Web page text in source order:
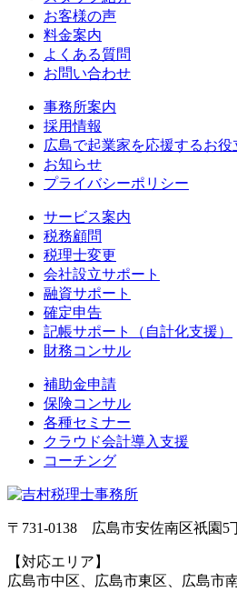
お客様の声
料金案内
よくある質問
お問い合わせ
事務所案内
採用情報
広島で起業家を応援するお役
お知らせ
プライバシーポリシー
サービス案内
税務顧問
税理士変更
会社設立サポート
融資サポート
確定申告
記帳サポート（自計化支援）
財務コンサル
補助金申請
保険コンサル
各種セミナー
クラウド会計導入支援
コーチング
〒731-0138 広島市安佐南区祇園5
【対応エリア】
広島市中区、広島市東区、広島市